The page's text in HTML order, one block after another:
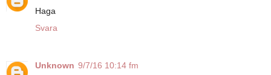
Haga
Svara
Unknown 9/7/16 10:14 fm